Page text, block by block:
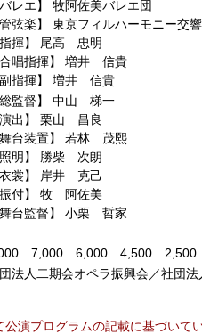
バレエ】牧阿佐美バレエ団
管弦楽】東京フィルハーモニー交
指揮】 尾高 忠明
合唱指揮】増井 信貴
副指揮】増井 信貴
総監督】中山 梯一
演出】栗山 昌良
舞台装置】若林 茂熙
照明】
勝柴 次朗
衣裳】
岸井 克己
振付】牧 阿佐美
舞台監督】小栗 哲家
7,000 6,000 4,500 2,500
法人二期会オペラ振興会／社団
演プログラムの記載に基づいて